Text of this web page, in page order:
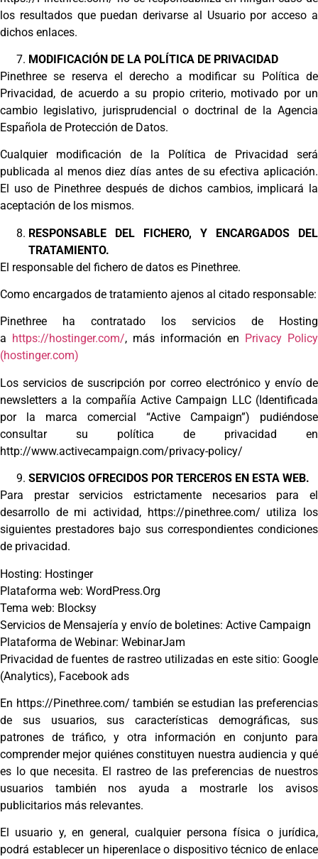
los resultados que puedan derivarse al Usuario por acceso a
dichos enlaces.
MODIFICACIÓN DE LA POLÍTICA DE PRIVACIDAD
Pinethree se reserva el derecho a modificar su Política de
Privacidad, de acuerdo a su propio criterio, motivado por un
cambio legislativo, jurisprudencial o doctrinal de la Agencia
Española de Protección de Datos.
Cualquier modificación de la Política de Privacidad será
publicada al menos diez días antes de su efectiva aplicación.
El uso de Pinethree después de dichos cambios, implicará la
aceptación de los mismos.
RESPONSABLE DEL FICHERO, Y ENCARGADOS DEL
TRATAMIENTO.
El responsable del fichero de datos es Pinethree.
Como encargados de tratamiento ajenos al citado responsable:
Pinethree ha contratado los servicios de Hosting
a https://hostinger.com/, más información en Privacy Policy
(hostinger.com)
Los servicios de suscripción por correo electrónico y envío de
newsletters a la compañía Active Campaign LLC (Identificada
por la marca comercial “Active Campaign”) pudiéndose
consultar su política de privacidad en
http://www.activecampaign.com/privacy-policy/
SERVICIOS OFRECIDOS POR TERCEROS EN ESTA WEB.
Para prestar servicios estrictamente necesarios para el
desarrollo de mi actividad, https://pinethree.com/ utiliza los
siguientes prestadores bajo sus correspondientes condiciones
de privacidad.
Hosting: Hostinger
Plataforma web: WordPress.Org
Tema web: Blocksy
Servicios de Mensajería y envío de boletines: Active Campaign
Plataforma de Webinar: WebinarJam
Privacidad de fuentes de rastreo utilizadas en este sitio: Google
(Analytics), Facebook ads
En https://Pinethree.com/ también se estudian las preferencias
de sus usuarios, sus características demográficas, sus
patrones de tráfico, y otra información en conjunto para
comprender mejor quiénes constituyen nuestra audiencia y qué
es lo que necesita. El rastreo de las preferencias de nuestros
usuarios también nos ayuda a mostrarle los avisos
publicitarios más relevantes.
El usuario y, en general, cualquier persona física o jurídica,
podrá establecer un hiperenlace o dispositivo técnico de enlace